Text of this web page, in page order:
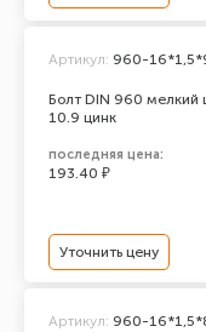
Болт DIN 960 мелкий
10.9 цинк
Артикул: 960-
последняя цена:
193.40 ₽
Уточнить цену
Артикул: 960-